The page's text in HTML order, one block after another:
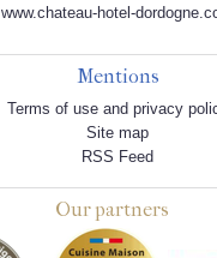
www.chateau-hotel-
Mentions
Terms of use and privacy
Site map
RSS Feed
Our partners